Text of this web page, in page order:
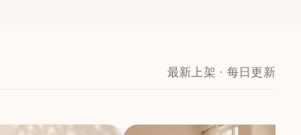
最新上架 · 每日更新